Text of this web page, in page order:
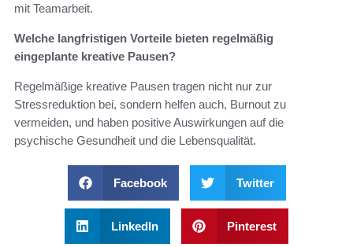
mit Teamarbeit.
Welche langfristigen Vorteile bieten regelmäßig
eingeplante kreative Pausen?
Regelmäßige kreative Pausen tragen nicht nur zur
Stressreduktion bei, sondern helfen auch, Burnout zu
vermeiden, und haben positive Auswirkungen auf die
psychische Gesundheit und die Lebensqualität.
Facebook Twitter
LinkedIn Pinterest